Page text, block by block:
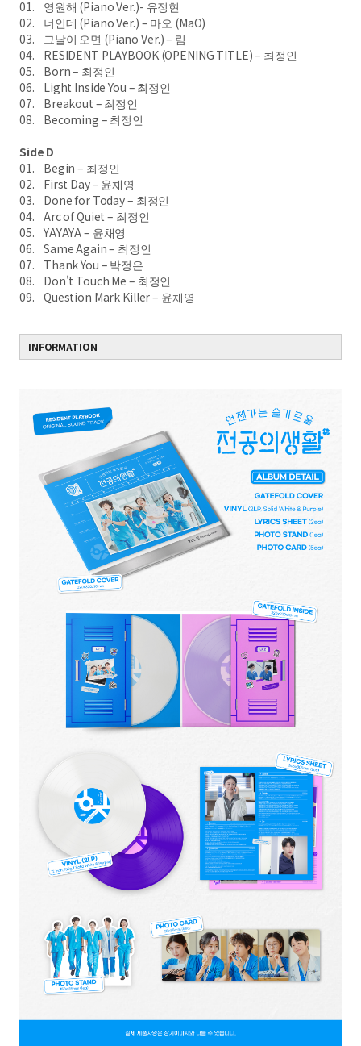
01. 영원해 (Piano Ver.)- 유정현
02. 너인데 (Piano Ver.) – 마오 (MaO)
03. 그날이 오면 (Piano Ver.) – 림
04. RESIDENT PLAYBOOK (OPENING TITLE) – 최정인
05. Born – 최정인
06. Light Inside You – 최정인
07. Breakout – 최정인
08. Becoming – 최정인
Side D
01. Begin – 최정인
02. First Day – 윤채영
03. Done for Today – 최정인
04. Arc of Quiet – 최정인
05. YAYAYA – 윤채영
06. Same Again – 최정인
07. Thank You – 박정은
08. Don't Touch Me – 최정인
09. Question Mark Killer – 윤채영
INFORMATION